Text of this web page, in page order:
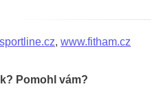
, www.fitham.cz
Pomohl vám?